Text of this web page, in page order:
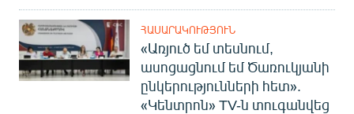
ՀԱՍԱՐԱԿՈՒԹՅՈՒՆ
«Առյուծ եմ տեսնում,
ասոցացնում եմ Ծառուկյանի
ընկերությունների հետ».
«Կենտրոն» TV-ն տուգանվեց